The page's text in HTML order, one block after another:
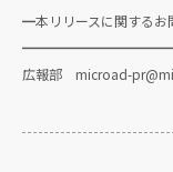
━本リリースに関するお
広報部 microad-